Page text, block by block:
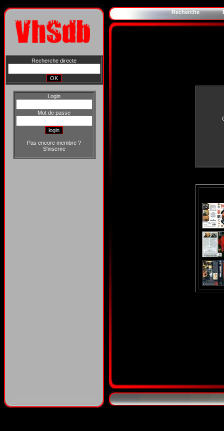
Recherche directe
Login
Mot de passe
Pas encore membre ?
S'inscrire
Recherche